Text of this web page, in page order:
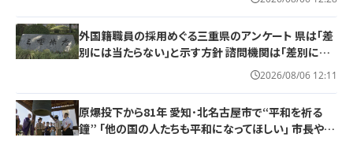
外国籍職員の採用めぐる三重県のアンケート 県は｢差
別には当たらない｣と示す方針 諮問機関は｢差別にあ
2026/08/06 12:11
原爆投下から81年 愛知･北名古屋市で“平和を祈る
鐘” ｢他の国の人たちも平和になってほしい｣ 市長や地